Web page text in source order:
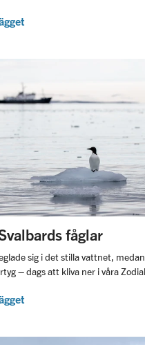
fåglar
sig i det stilla vattnet,
– dags att kliva ner i våra